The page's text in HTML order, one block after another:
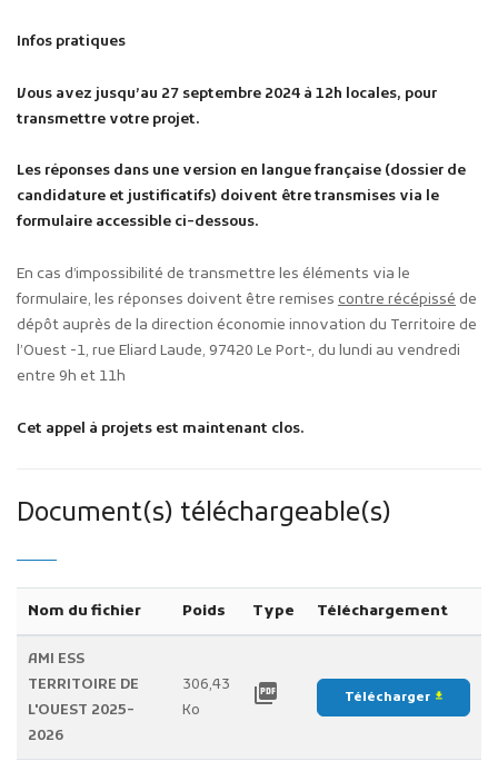
Infos pratiques
Vous avez jusqu’au 27 septembre 2024 à 12h locales, pour
transmettre votre projet.
Les réponses dans une version en langue française (dossier de
candidature et justificatifs) doivent être transmises via le
formulaire accessible ci-dessous.
En cas d’impossibilité de transmettre les éléments via le
formulaire, les réponses doivent être remises contre récépissé de
dépôt auprès de la direction économie innovation du Territoire de
l’Ouest -1, rue Eliard Laude, 97420 Le Port-, du lundi au vendredi
entre 9h et 11h
Cet appel à projets est maintenant clos.
Document(s) téléchargeable(s)
Nom du fichier Poids Type Téléchargement
AMI ESS
TERRITOIRE DE
L'OUEST 2025-
2026
306,43
Ko
picture_as_pdf Télécharger file_download